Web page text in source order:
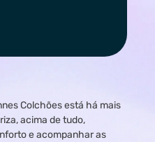
Colchões está há mais
acima de tudo,
e acompanhar as